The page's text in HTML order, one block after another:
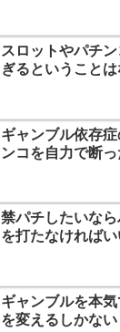
スロットやパチ
ぎるということ
ギャンブル依存
ンコを自力で断
禁パチしたいな
を打たなければ
ギャンブルを本
を変えるしかない